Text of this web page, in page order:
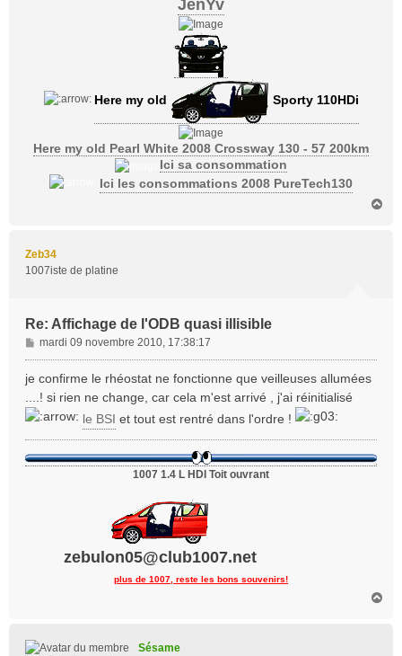
JenYv
Here my old Sporty 110HDi
Here my old Pearl White 2008 Crossway 130 - 57 200km
Ici sa consommation
Ici les consommations 2008 PureTech130
Zeb34
1007iste de platine
Re: Affichage de l'ODB quasi illisible
M
e
a
g
e
mardi 09 novembre 2010, 17:38:17
je confirme le rhéostat ne fonctionne que veilleuses allumées
....! si rien ne change, car cela m'est arrivé , j'ai réinitialisé
le BSI et tout est rentré dans l'ordre !
1007 1.4 L HDI Toit ouvrant
zebulon05@club1007.net
plus de 1007, reste les bons souvenirs!
Sésame